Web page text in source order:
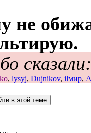
не
, lysyj, Dujnikov, ilмир,